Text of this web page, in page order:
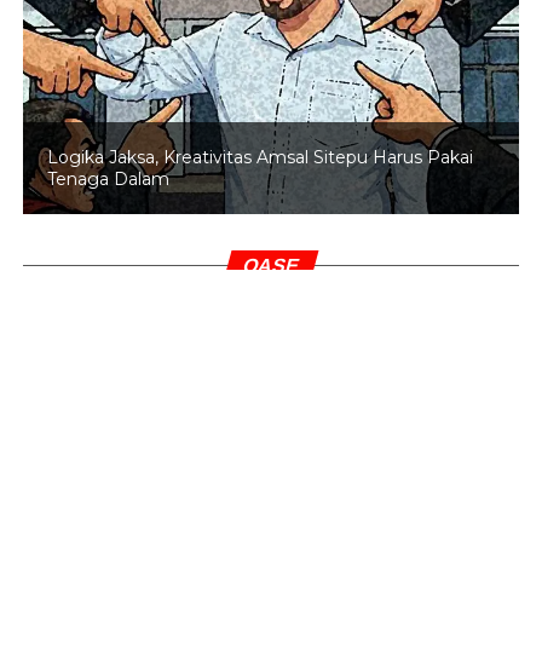
Logika Jaksa, Kreativitas Amsal Sitepu Harus Pakai
Tenaga Dalam
OASE